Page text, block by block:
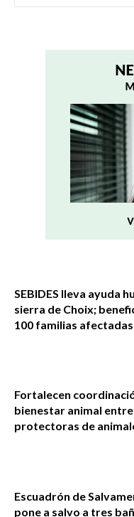
SEBIDES lleva ayuda
sierra de Choix;
100 familias
Fortalecen
bienestar animal
protectoras de
Escuadrón de
pone a salvo a tres